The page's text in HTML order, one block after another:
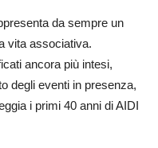
da sempre un
vita associativa.
ancora più intesi,
degli eventi in presenza,
i primi 40 anni di AIDI